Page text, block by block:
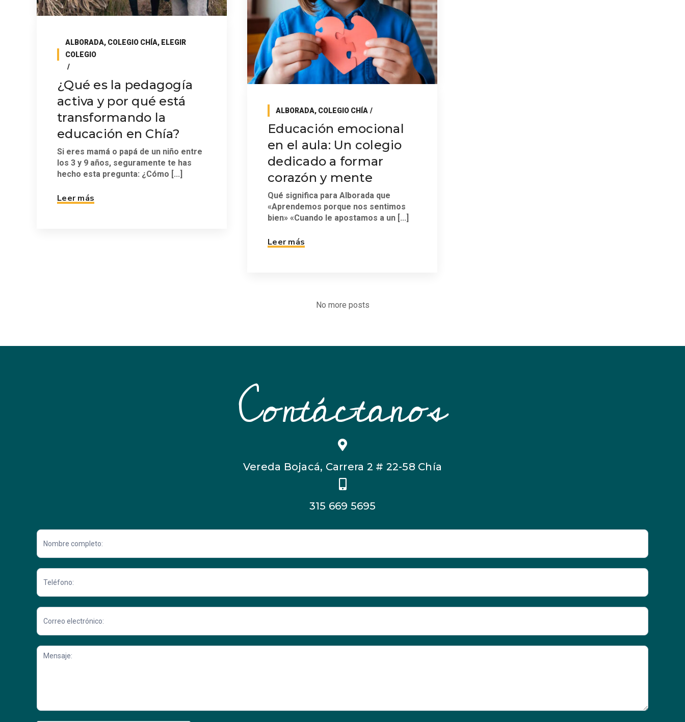
ALBORADA, COLEGIO CHÍA, ELEGIR
COLEGIO
¿Qué es la pedagogía
activa y por qué está
transformando la
educación en Chía?
Si eres mamá o papá de un niño entre
los 3 y 9 años, seguramente te has
hecho esta pregunta: ¿Cómo [...]
Leer más
ALBORADA, COLEGIO CHÍA
Educación emocional
en el aula: Un colegio
dedicado a formar
corazón y mente
Qué significa para Alborada que
«Aprendemos porque nos sentimos
bien» «Cuando le apostamos a un [...]
Leer más
No more posts
Contáctanos
Vereda Bojacá, Carrera 2 # 22-58 Chía
315 669 5695
Contacto